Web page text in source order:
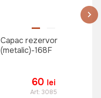
Capac rezervor
(metalic)-168F
60 lei
Art: 3085